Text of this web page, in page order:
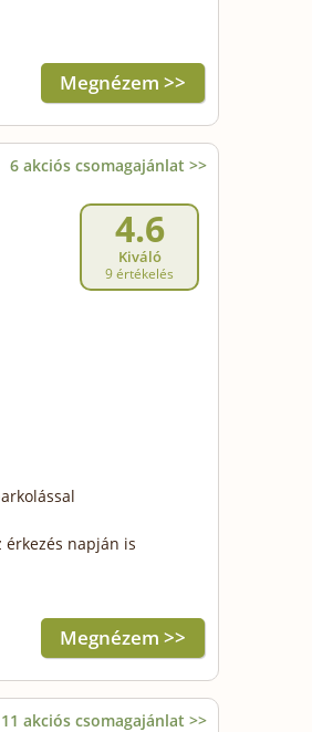
Megnézem >>
6 akciós csomagajánlat >>
4.6
Kiváló
9 értékelés
napján is
Megnézem >>
11 akciós csomagajánlat >>